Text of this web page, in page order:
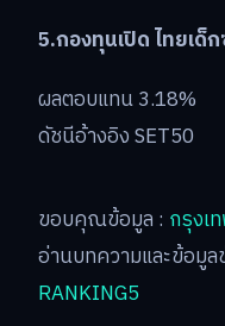
5.กองทุนเปิด ไทยเด็
ผลตอบแทน 3.18%
ดัชนีอ้างอิง SET50
ขอบคุณข้อมูล : กรุงเ
อ่านบทความและข้อมูล
RANKING5